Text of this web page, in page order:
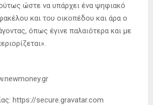
ώστε να υπάρχει ένα ψηφιακό
και του οικοπέδου και άρα ο
όπως έγινε παλαιότερα και με
https://secure.gravatar.com